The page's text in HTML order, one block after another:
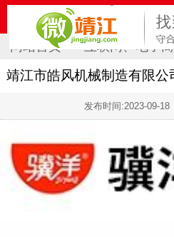
网站首页 互联网、电子
靖江市皓风机械制造有限公
发布时间:2023-09-18